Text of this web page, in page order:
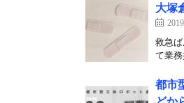
大塚
救急
て業
都市